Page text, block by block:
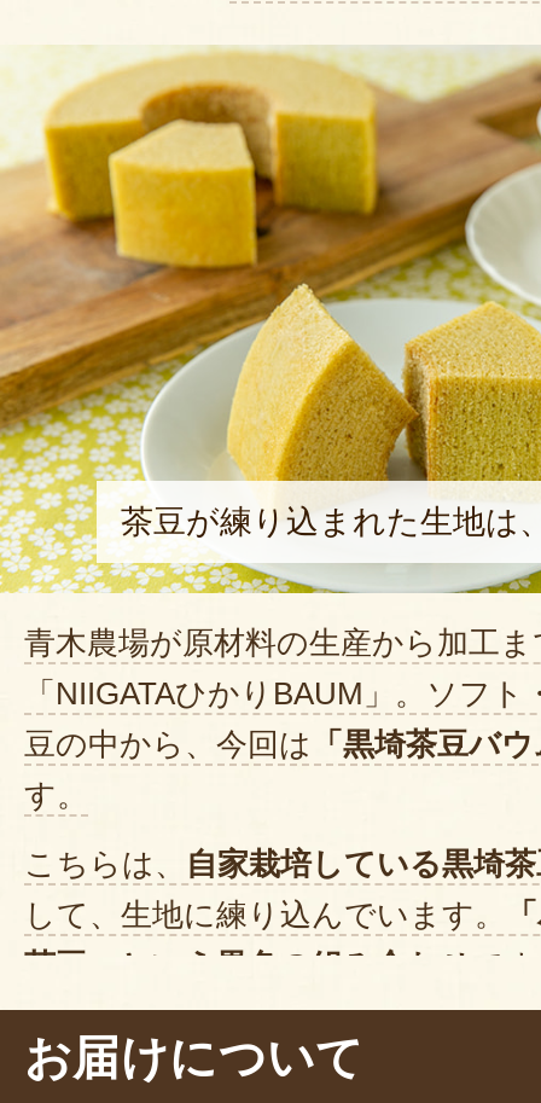
茶豆が練り込まれた生地は
青木農場が原材料の生産から加工
「NIIGATAひかりBAUM」。ソフ
豆の中から、今回は
「黒埼茶豆バ
す。
こちらは、
自家栽培している黒埼
して、生地に練り込んでいます。
茶豆」という異色の組み合わせ
で
なのでしょう。
ぱくり……、おお〜、食べた瞬間に
お届けについて